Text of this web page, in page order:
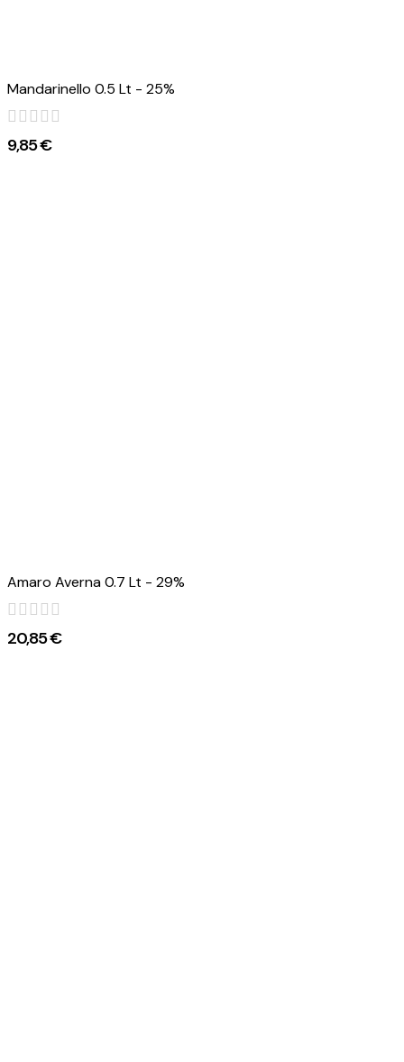
Mandarinello 0.5 Lt - 25%
9,85 €
Amaro Averna 0.7 Lt - 29%
20,85 €